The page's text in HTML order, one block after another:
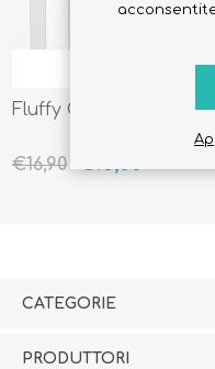
Fluffy Carillon
€16,90
CATEGORIE
PRODUTTORI